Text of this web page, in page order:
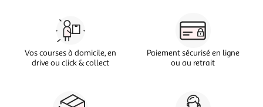
Vos courses à domicile, en
drive ou click & collect
Paiement sécurisé en ligne
ou au retrait